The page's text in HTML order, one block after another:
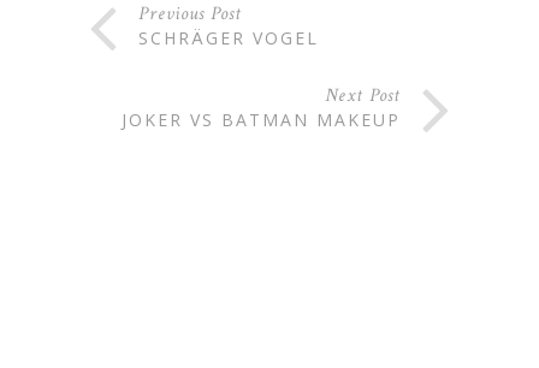
Previous Post
SCHRÄGER VOGEL
Next Post
JOKER VS BATMAN MAKEUP